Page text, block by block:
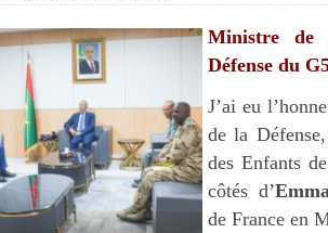
Ministre de
Défense du
J’ai eu
de la
des Enfants
côtés d’
de France en